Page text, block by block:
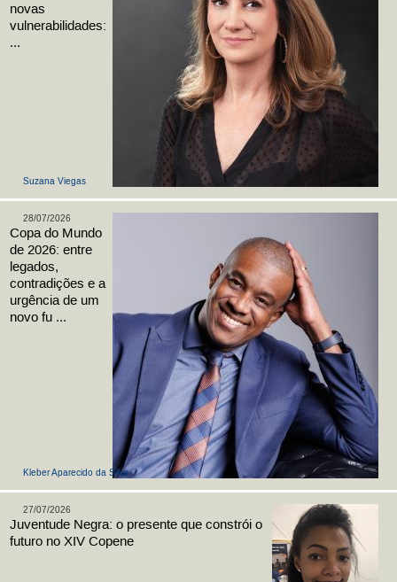
Suzana Viegas
novas
vulnerabilidades:
...
Kleber Aparecido da Silva
28/07/2026
Copa do Mundo
de 2026: entre
legados,
contradições e a
urgência de um
novo fu ...
27/07/2026
Juventude Negra: o presente que constrói o
futuro no XIV Copene